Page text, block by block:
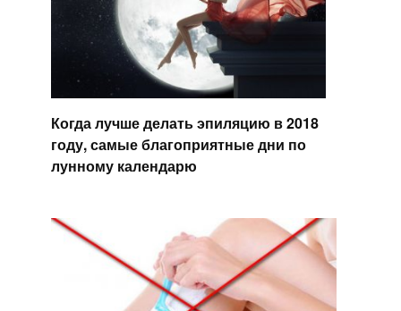
Когда лучше делать эпиляцию в 2018
году, самые благоприятные дни по
лунному календарю